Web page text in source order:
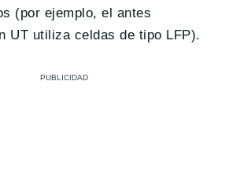
(por ejemplo, el antes
UT utiliza celdas de tipo LFP).